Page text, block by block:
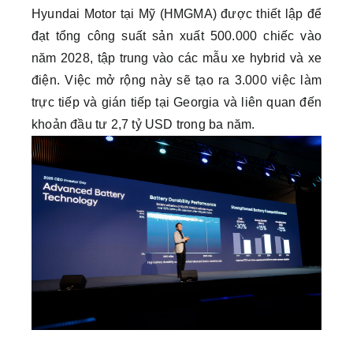
Hyundai Motor tại Mỹ (HMGMA) được thiết lập để
đạt tổng công suất sản xuất 500.000 chiếc vào
năm 2028, tập trung vào các mẫu xe hybrid và xe
điện. Việc mở rộng này sẽ tạo ra 3.000 việc làm
trực tiếp và gián tiếp tại Georgia và liên quan đến
khoản đầu tư 2,7 tỷ USD trong ba năm.